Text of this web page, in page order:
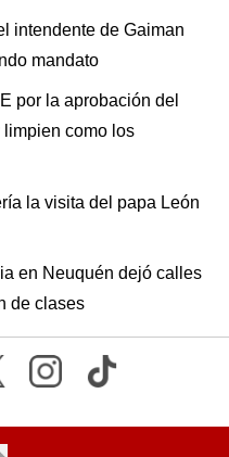
intendente de Gaiman
mandato
por la aprobación del
limpien como los
la visita del papa León
en Neuquén dejó calles
de clases